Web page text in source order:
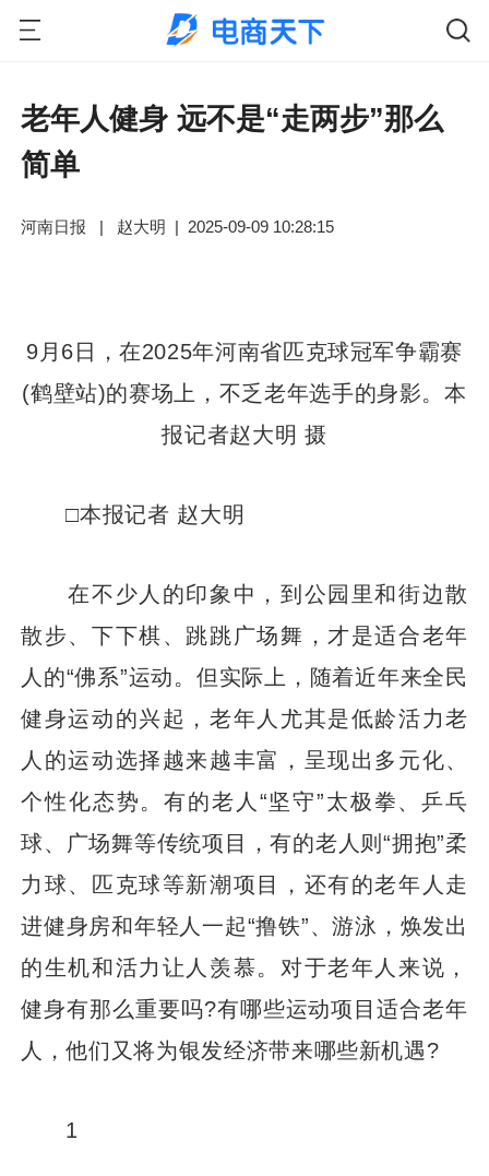
老年人健身 远不是“走两步”那么
简单
河南日报 | 赵大明 | 2025-09-09 10:28:15
9月6日，在2025年河南省匹克球冠军争霸赛
(鹤壁站)的赛场上，不乏老年选手的身影。本
报记者赵大明 摄
□本报记者 赵大明
在不少人的印象中，到公园里和街边散
散步、下下棋、跳跳广场舞，才是适合老年
人的“佛系”运动。但实际上，随着近年来全民
健身运动的兴起，老年人尤其是低龄活力老
人的运动选择越来越丰富，呈现出多元化、
个性化态势。有的老人“坚守”太极拳、乒乓
球、广场舞等传统项目，有的老人则“拥抱”柔
力球、匹克球等新潮项目，还有的老年人走
进健身房和年轻人一起“撸铁”、游泳，焕发出
的生机和活力让人羡慕。对于老年人来说，
健身有那么重要吗?有哪些运动项目适合老年
人，他们又将为银发经济带来哪些新机遇?
1